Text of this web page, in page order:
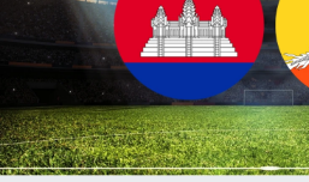
EĞİTİM
EKONOMİ
Erdek